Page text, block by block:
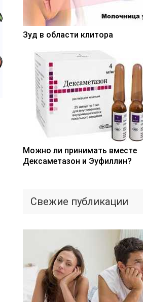
Зуд в области клитора
Можно ли принимать вместе
Дексаметазон и Эуфиллин?
Свежие публикации